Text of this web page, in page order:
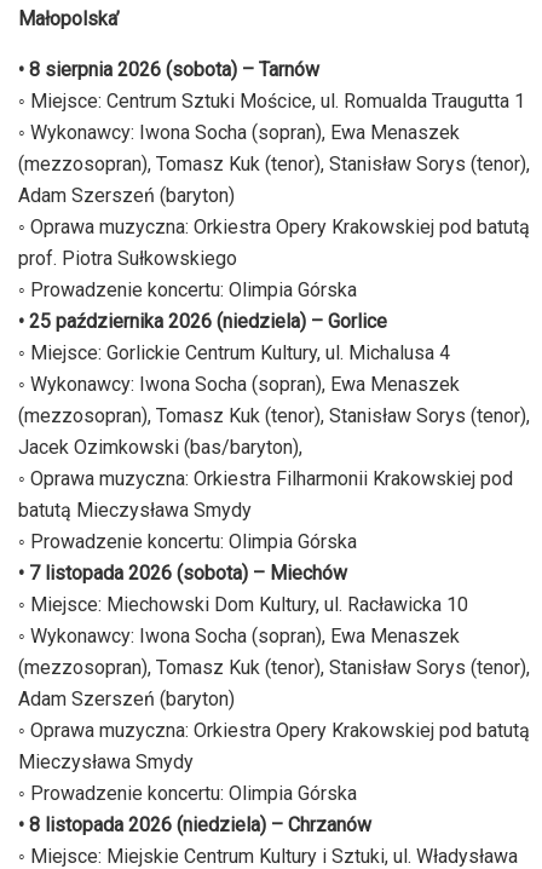
Małopolska’
• 8 sierpnia 2026 (sobota) – Tarnów
◦ Miejsce: Centrum Sztuki Mościce, ul. Romualda Traugutta 1
◦ Wykonawcy: Iwona Socha (sopran), Ewa Menaszek
(mezzosopran), Tomasz Kuk (tenor), Stanisław Sorys (tenor),
Adam Szerszeń (baryton)
◦ Oprawa muzyczna: Orkiestra Opery Krakowskiej pod batutą
prof. Piotra Sułkowskiego
◦ Prowadzenie koncertu: Olimpia Górska
• 25 października 2026 (niedziela) – Gorlice
◦ Miejsce: Gorlickie Centrum Kultury, ul. Michalusa 4
◦ Wykonawcy: Iwona Socha (sopran), Ewa Menaszek
(mezzosopran), Tomasz Kuk (tenor), Stanisław Sorys (tenor),
Jacek Ozimkowski (bas/baryton),
◦ Oprawa muzyczna: Orkiestra Filharmonii Krakowskiej pod
batutą Mieczysława Smydy
◦ Prowadzenie koncertu: Olimpia Górska
• 7 listopada 2026 (sobota) – Miechów
◦ Miejsce: Miechowski Dom Kultury, ul. Racławicka 10
◦ Wykonawcy: Iwona Socha (sopran), Ewa Menaszek
(mezzosopran), Tomasz Kuk (tenor), Stanisław Sorys (tenor),
Adam Szerszeń (baryton)
◦ Oprawa muzyczna: Orkiestra Opery Krakowskiej pod batutą
Mieczysława Smydy
◦ Prowadzenie koncertu: Olimpia Górska
• 8 listopada 2026 (niedziela) – Chrzanów
◦ Miejsce: Miejskie Centrum Kultury i Sztuki, ul. Władysława